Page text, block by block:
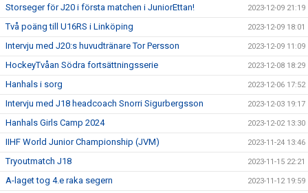
Storseger för J20 i första matchen i JuniorEttan! 2023-12-09 21:19
Två poäng till U16RS i Linköping 2023-12-09 18:01
Intervju med J20:s huvudtränare Tor Persson 2023-12-09 11:09
HockeyTvåan Södra fortsättningsserie 2023-12-08 18:29
Hanhals i sorg 2023-12-06 17:52
Intervju med J18 headcoach Snorri Sigurbergsson 2023-12-03 19:17
Hanhals Girls Camp 2024 2023-12-02 13:30
IIHF World Junior Championship (JVM) 2023-11-24 13:46
Tryoutmatch J18 2023-11-15 22:21
A-laget tog 4.e raka segern 2023-11-12 19:59